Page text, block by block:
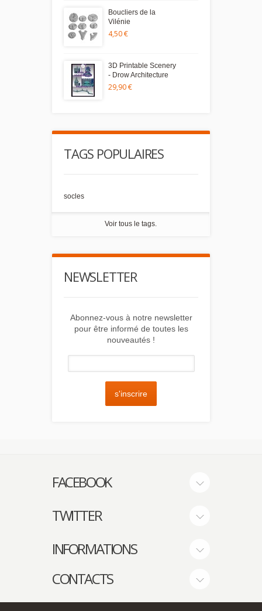
Boucliers de la
Vilénie
4,50 €
3D Printable Scenery
- Drow Architecture
29,90 €
TAGS POPULAIRES
socles
Voir tous le tags.
NEWSLETTER
Abonnez-vous à notre newsletter
pour être informé de toutes les
nouveautés !
s'inscrire
FACEBOOK
TWITTER
INFORMATIONS
CONTACTS